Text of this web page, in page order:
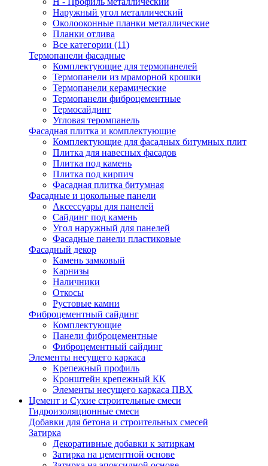
Наружный угол металлический
Околооконные планки металлические
Планки отлива
Все категории (11)
Термопанели фасадные
Комплектующие для термопанелей
Термопанели из мраморной крошки
Термопанели керамические
Термопанели фиброцементные
Термосайдинг
Угловая теромпанель
Фасадная плитка и комплектующие
Комплектующие для фасадных битумных плит
Плитка для навесных фасадов
Плитка под камень
Плитка под кирпич
Фасадная плитка битумная
Фасадные и цокольные панели
Аксессуары для панелей
Сайдинг под камень
Угол наружный для панелей
Фасадные панели пластиковые
Фасадный декор
Камень замковый
Карнизы
Наличники
Откосы
Рустовые камни
Фиброцементный сайдинг
Комплектующие
Панели фиброцементные
Фиброцементный сайдинг
Элементы несущего каркаса
Крепежный профиль
Кронштейн крепежный КК
Элементы несущего каркаса ПВХ
Цемент и Сухие строительные смеси
Гидроизоляционные смеси
Добавки для бетона и строительных смесей
Затирка
Декоративные добавки к затиркам
Затирка на цементной основе